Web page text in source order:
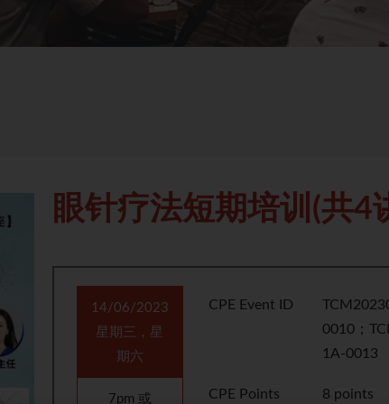
眼针疗法短期培训(共4
14/06/2023
星期三，星
期六
7pm 或
CPE Event ID
0010；
1A-0013
CPE Points 8 points